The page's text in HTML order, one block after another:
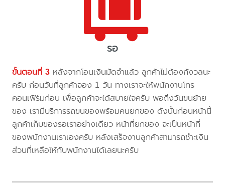
รอ
ขั้นตอนที่ 3 หลังจากโอนเงินมัดจำแล้ว ลูกค้าไม่ต้องกังวลนะ
ครับ ก่อนวันที่ลูกค้าจอง 1 วัน ทางเราจะให้พนักงานโทร
คอนเฟิร์มก่อน เพื่อลูกค้าจะได้สบายใจครับ พอถึงวันขนย้าย
ของ เรามีบริการรถขนของพร้อมคนยกของ ดังนั้นก่อนหน้านี้
ลูกค้าเก็บของรอเราอย่างเดียว หน้าที่ยกของ จะเป็นหน้าที่
ของพนักงานเราเองครับ หลังเสร็จงานลูกค้าสามารถชำะเงิน
ส่วนที่เหลือให้กับพนักงานได้เลยนะครับ